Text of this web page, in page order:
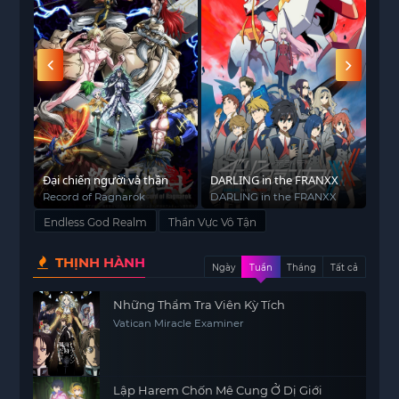
nhiều. Khi sự thật dần được tiết lộ, Lệ Hàn phải
lựa chọn giữa hai quyết định khó khăn, đó là trả
thù hoặc trả ơn…
Đại chiến người và thần
Record of Ragnarok
DARLING in the FRANXX
DARLING in the FRANXX
Endless God Realm Thần Vực Vô Tận
THỊNH HÀNH Ngày Tuần Tháng Tất cả
Những Thẩm Tra Viên Kỳ Tích
Vatican Miracle Examiner
Lập Harem Chốn Mê Cung Ở Dị Giới